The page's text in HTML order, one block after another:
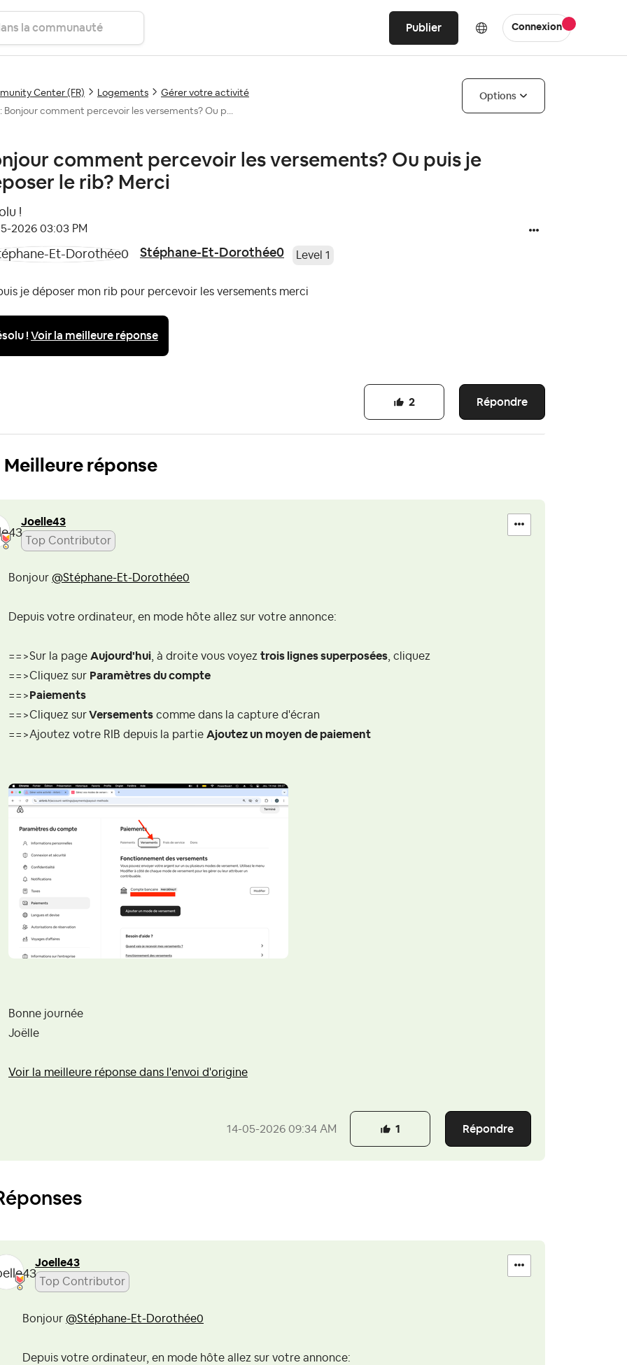
Publier Connexion
Center (FR) Logements
Gérer votre activité
Bonjour comment percevoir les versements? Ou p...
Options
comment percevoir les versements? Ou puis je
le rib? Merci
!
2026 03:03 PM
Stéphane-Et-Dorothée0 Level 1
je déposer mon rib pour percevoir les versements merci
!Voir la meilleure réponse
Répondre
2
Meilleure réponse
Joelle43
Top Contributor
Bonjour @Stéphane-Et-Dorothée0
Depuis votre ordinateur, en mode hôte allez sur votre annonce:
==>Sur la page Aujourd'hui , à droite vous voyez trois lignes superposées , cliquez
==>Cliquez sur Paramètres du compte
==> Paiements
==>Cliquez surVersements comme dans la capture d'écran
==>Ajoutez votre RIB depuis la partie Ajoutez un moyen de paiement
Bonne journée
Joëlle
Voir la meilleure réponse dans l'envoi d'origine
‎14-05-2026 09:34 AM Répondre
1
Joelle43
Top Contributor
Bonjour @Stéphane-Et-Dorothée0
Depuis votre ordinateur, en mode hôte allez sur votre annonce: